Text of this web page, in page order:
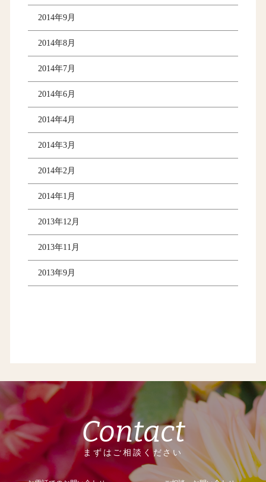
2014年9月
2014年8月
2014年7月
2014年6月
2014年4月
2014年3月
2014年2月
2014年1月
2013年12月
2013年11月
2013年9月
Contact
まずはご相談ください